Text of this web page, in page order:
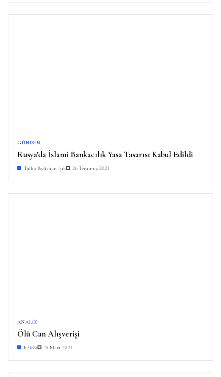
GÜNDEM
Rusya’da İslami Bankacılık Yasa Tasarısı Kabul Edildi
Talha Bedirhan Işık 26 Temmuz 2023
ANALIZ
Ölü Can Alışverişi
Editör 15 Mart 2023